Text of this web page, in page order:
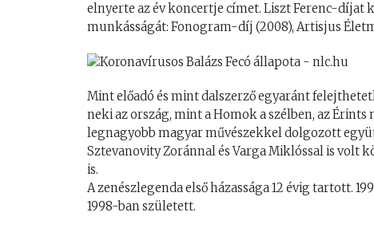
elnyerte az év koncertje címet. Liszt Ferenc-
munkásságát: Fonogram-díj (2008), Artisjus
Mint előadó és mint dalszerző egyaránt
neki az ország, mint a Homok a szélben, az Érints
legnagyobb magyar művészekkel dolgozott
Sztevanovity Zoránnal és Varga Miklóssal is volt
is.
A zenészlegenda első házassága 12 évig tartott.
1998-ban született.